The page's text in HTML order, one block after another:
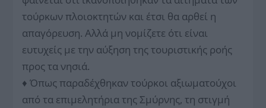
τούρκων πλοιοκτητών και έτσι θα αρθεί η
απαγόρευση. Αλλά μη νομίζετε ότι είναι
ευτυχείς με την αύξηση της τουριστικής ροής
προς τα νησιά.
♦ Όπως παραδέχθηκαν τούρκοι αξιωματούχοι
από τα επιμελητήρια της Σμύρνης, τη στιγμή